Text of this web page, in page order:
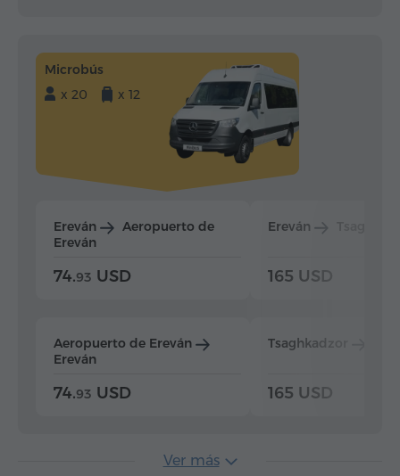
Microbús
x 20
x 12
Ereván
Aeropuerto de
Ereván
74.93 USD
Aeropuerto de Ereván
Ereván
74.93 USD
Ereván
165 USD
Tsaghkadzor
165 USD
Ver más